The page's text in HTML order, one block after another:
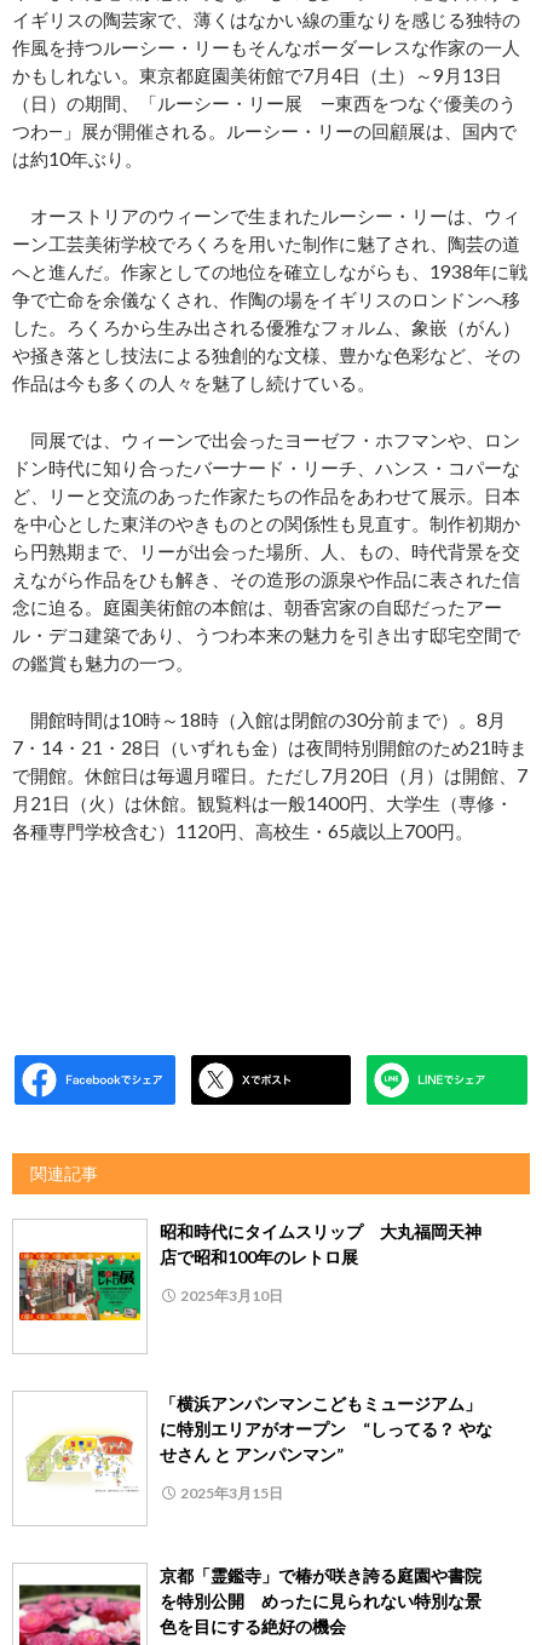
イギリスの陶芸家で、薄くはなかい線の重なりを感じる独特の
作風を持つルーシー・リーもそんなボーダーレスな作家の一人
かもしれない。東京都庭園美術館で7月4日（土）～9月13日
（日）の期間、「ルーシー・リー展 ―東西をつなぐ優美のう
つわ―」展が開催される。ルーシー・リーの回顧展は、国内で
は約10年ぶり。
オーストリアのウィーンで生まれたルーシー・リーは、ウィ
ーン工芸美術学校でろくろを用いた制作に魅了され、陶芸の道
へと進んだ。作家としての地位を確立しながらも、1938年に戦
争で亡命を余儀なくされ、作陶の場をイギリスのロンドンへ移
した。ろくろから生み出される優雅なフォルム、象嵌（がん）
や掻き落とし技法による独創的な文様、豊かな色彩など、その
作品は今も多くの人々を魅了し続けている。
同展では、ウィーンで出会ったヨーゼフ・ホフマンや、ロン
ドン時代に知り合ったバーナード・リーチ、ハンス・コパーな
ど、リーと交流のあった作家たちの作品をあわせて展示。日本
を中心とした東洋のやきものとの関係性も見直す。制作初期か
ら円熟期まで、リーが出会った場所、人、もの、時代背景を交
えながら作品をひも解き、その造形の源泉や作品に表された信
念に迫る。庭園美術館の本館は、朝香宮家の自邸だったアー
ル・デコ建築であり、うつわ本来の魅力を引き出す邸宅空間で
の鑑賞も魅力の一つ。
開館時間は10時～18時（入館は閉館の30分前まで）。8月
7・14・21・28日（いずれも金）は夜間特別開館のため21時ま
で開館。休館日は毎週月曜日。ただし7月20日（月）は開館、7
月21日（火）は休館。観覧料は一般1400円、大学生（専修・
各種専門学校含む）1120円、高校生・65歳以上700円。
関連記事
昭和時代にタイムスリップ 大丸福岡天神
店で昭和100年のレトロ展
2025年3月10日
「横浜アンパンマンこどもミュージアム」
に特別エリアがオープン “しってる？ やな
せさん と アンパンマン”
2025年3月15日
京都「霊鑑寺」で椿が咲き誇る庭園や書院
を特別公開 めったに見られない特別な景
色を目にする絶好の機会